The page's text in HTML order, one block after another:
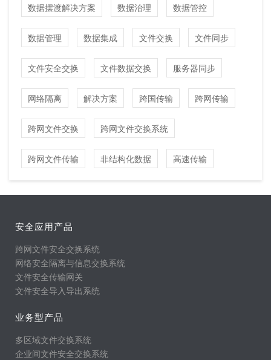
数据摆渡解决方案 数据治理 数据管控
数据管理 数据集成 文件交换 文件同步
文件安全交换 文件数据交换 服务器同步
网络隔离 解决方案 跨国传输 跨网传输
跨网文件交换 跨网文件交换系统
跨网文件传输 非结构化数据 高速传输
安全应用产品
跨网文件安全交换系统
网络安全隔离与信息交换系统
文件安全传输网关
文件安全导入导出系统
业务型产品
多区域文件交换系统
企业间文件安全交换系统